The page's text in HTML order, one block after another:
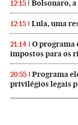
12:15 Bolsonaro,
12:15 Lula, uma
21:14
O programa
impostos para os
20:55
Programa
privilégios legais